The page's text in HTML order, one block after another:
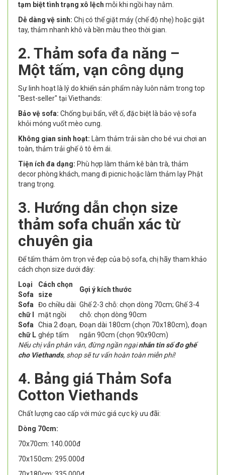
tạm biệt tình trạng xô lệch mỗi khi ngồi hay nằm.
Dễ dàng vệ sinh: Chị có thể giặt máy (chế độ nhẹ) hoặc giặt
tay, thảm nhanh khô và bền màu theo thời gian.
2. Thảm sofa đa năng –
Một tấm, vạn công dụng
Sự linh hoạt là lý do khiến sản phẩm này luôn nằm trong top
"Best-seller" tại Viethands:
Bảo vệ sofa: Chống bụi bẩn, vết ố, đặc biệt là bảo vệ sofa
khỏi móng vuốt mèo cưng.
Không gian sinh hoạt: Làm thảm trải sàn cho bé vui chơi an
toàn, thảm trải ghế ô tô êm ái.
Tiện ích đa dạng: Phù hợp làm thảm kê bàn trà, thảm
decor phòng khách, mang đi picnic hoặc làm thảm lạy Phật
trang trọng.
3. Hướng dẫn chọn size
thảm sofa chuẩn xác từ
chuyên gia
Để tấm thảm ôm trọn vẻ đẹp của bộ sofa, chị hãy tham khảo
cách chọn size dưới đây:
Loại
Sofa
Cách chọn
size
Gợi ý kích thước
Sofa
chữ I
Đo chiều dài
mặt ngồi
Ghế 2-3 chỗ: chọn dòng 70cm; Ghế 3-4
chỗ: chọn dòng 90cm
Sofa
chữ L
Chia 2 đoạn,
ghép tấm
Đoạn dài 180cm (chọn 70x180cm), đoạn
ngắn 90cm (chọn 90x90cm)
Nếu chị vẫn phân vân, đừng ngần ngạinhắn tin số đo ghế
cho Viethands, shop sẽ tư vấn hoàn toàn miễn phí!
4. Bảng giá Thảm Sofa
Cotton Viethands
Chất lượng cao cấp với mức giá cực kỳ ưu đãi:
Dòng 70cm:
70x70cm: 140.000đ
70x150cm: 295.000đ